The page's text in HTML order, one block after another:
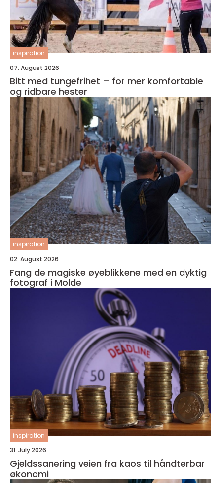
inspiration
07. August 2026
Bitt med tungefrihet – for mer komfortable
og ridbare hester
inspiration
02. August 2026
Fang de magiske øyeblikkene med en dyktig
fotograf i Molde
inspiration
31. July 2026
Gjeldssanering veien fra kaos til håndterbar
økonomi